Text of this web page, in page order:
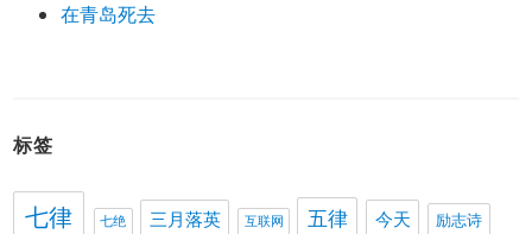
在青岛死去
标签
七律 七绝 三月落英 互联网 五律 今天 励志诗